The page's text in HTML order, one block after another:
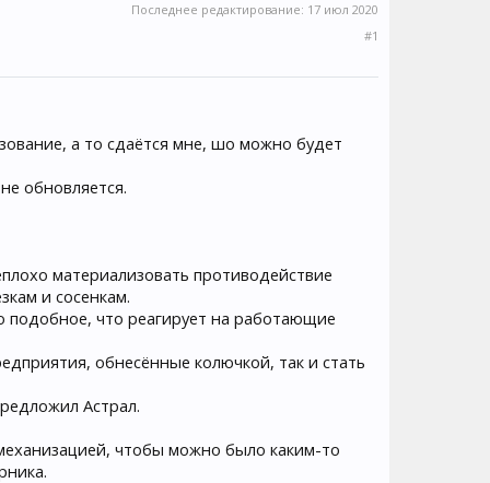
Последнее редактирование: 17 июл 2020
#1
а то сдаётся мне, шо можно будет
обновляется.
материализовать противодействие
и сосенкам.
подобное, что реагирует на работающие
обнесённые колючкой, так и стать
Астрал.
чтобы можно было каким-то